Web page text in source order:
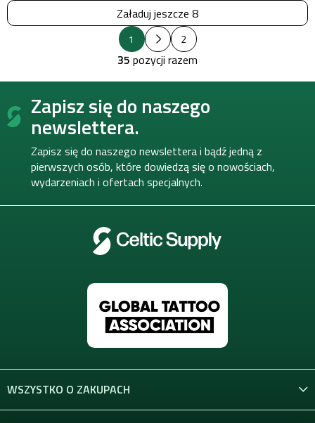
K
o
n
t
o
l
i
l
i
s
Załaduj jeszcze 8
P
a
g
i
n
c
j
1 2
35 pozycji razem
S
Zapisz się do naszego
newslettera.
Zapisz się do naszego newslettera i bądź jedną z
pierwszych osób, które dowiedzą się o nowościach,
wydarzeniach i ofertach specjalnych.
WSZYSTKO O ZAKUPACH